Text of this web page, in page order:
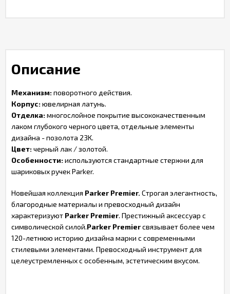
Описание
Механизм:поворотного действия.
Корпус:ювелирная латунь.
Отделка:многослойное покрытие высококачественным
лаком глубокого черного цвета, отдельные элементы
дизайна - позолота 23K.
Цвет:черный лак / золотой.
Особенности:используются стандартные стержни для
шариковых ручек Parker.
Новейшая коллекция Parker Premier. Строгая элегантность,
благородные материалы и превосходный дизайн
характеризуют Parker Premier. Престижный аксессуар с
символической силой.Parker Premierсвязывает более чем
120-летнюю историю дизайна марки с современными
стилевыми элементами. Превосходный инструмент для
целеустремленных с особенным, эстетическим вкусом.